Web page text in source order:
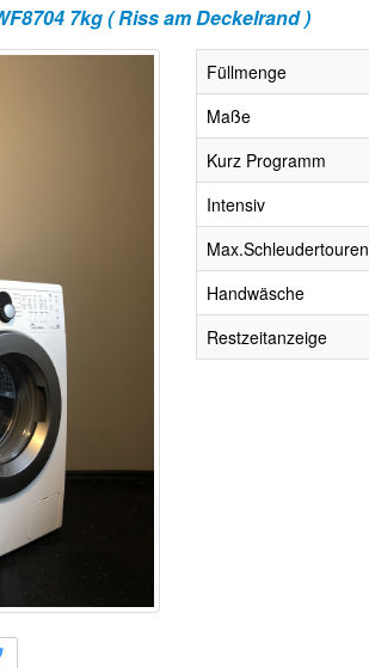
7kg ( Riss am Deckelrand )
Füllmenge
Maße
Kurz Programm
Intensiv
Max.Schleudertouren
Handwäsche
Restzeitanzeige